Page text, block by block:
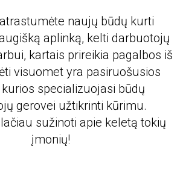
naujų būdų kurti
aplinką, kelti darbuotojų
kartais prireikia pagalbos iš
visuomet yra pasiruošusios
specializuojasi būdų
gerovei užtikrinti kūrimu.
sužinoti apie keletą tokių
įmonių!